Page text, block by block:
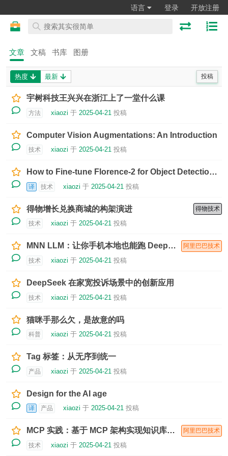
语言 登录 开放注册
文章 文稿 书库 图册
热度 最新 投稿
宇树科技王兴兴在浙江上了一堂什么课
方法 xiaozi 于 2025-04-21 投稿
Computer Vision Augmentations: An Introduction
技术 xiaozi 于 2025-04-21 投稿
How to Fine-tune Florence-2 for Object Detection Tasks
译 技术 xiaozi 于 2025-04-21 投稿
得物增长兑换商城的构架演进 得物技术
技术 xiaozi 于 2025-04-21 投稿
MNN LLM：让你手机本地也能跑 DeepSeek R1 还能支持多模态 阿里巴巴技术
技术 xiaozi 于 2025-04-21 投稿
DeepSeek 在家宽投诉场景中的创新应用
技术 xiaozi 于 2025-04-21 投稿
猫咪手那么欠，是故意的吗
科普 xiaozi 于 2025-04-21 投稿
Tag 标签：从无序到统一
产品 xiaozi 于 2025-04-21 投稿
Design for the AI age
译 产品 xiaozi 于 2025-04-21 投稿
MCP 实践：基于 MCP 架构实现知识库答疑系统 阿里巴巴技术
技术 xiaozi 于 2025-04-21 投稿